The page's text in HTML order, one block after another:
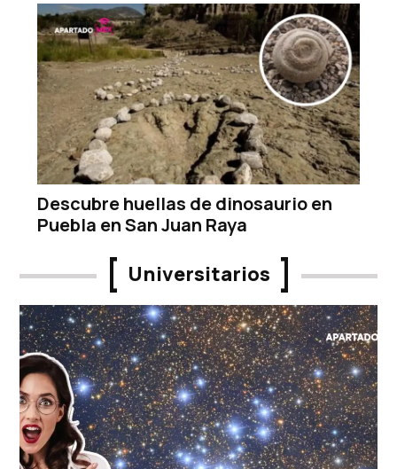
Descubre huellas de dinosaurio en
Puebla en San Juan Raya
Universitarios